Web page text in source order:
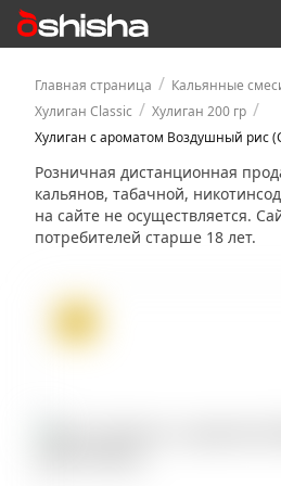
Главная страница / Кальянные
Хулиган Classic / Хулиган 200 гр /
Хулиган с ароматом Воздушный рис
Розничная дистанционная
кальянов, табачной,
на сайте не осуществляется.
потребителей старше 18 лет.